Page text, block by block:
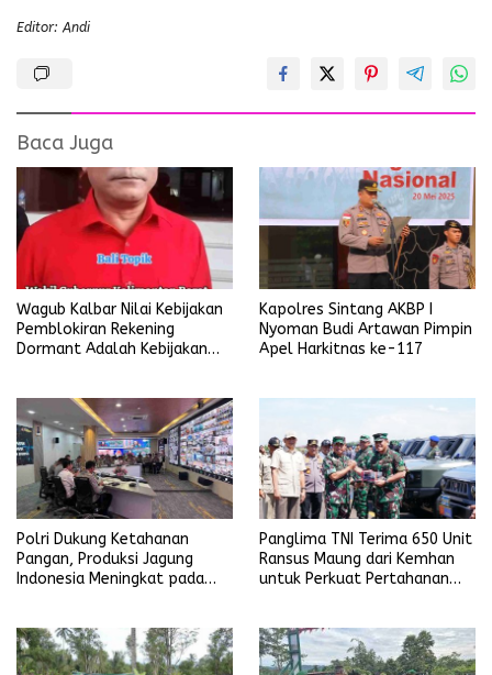
Editor: Andi
Baca Juga
Wagub Kalbar Nilai Kebijakan
Pemblokiran Rekening
Dormant Adalah Kebijakan
Kapolres Sintang AKBP I
Nyoman Budi Artawan Pimpin
Apel Harkitnas ke-117
Polri Dukung Ketahanan
Pangan, Produksi Jagung
Indonesia Meningkat pada
Panglima TNI Terima 650 Unit
Ransus Maung dari Kemhan
untuk Perkuat Pertahanan